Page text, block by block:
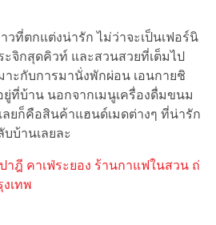
วที่ตกแต่งน่ารัก ไม่ว่าจะเป็นเฟอร์นิ
ะจิกสุดคิวท์ และสวนสวยที่เต็มไป
ะกับการมานั่งพักผ่อน เอนกายชิ
ที่บ้าน นอกจากเมนูเครื่องดื่มขนม
ยก็คือสินค้าแฮนด์เมดต่างๆ ที่น่ารัก
บ้านเลยละ
าฎี คาเฟ่ระยอง ร้านกาแฟในสวน ถ่
เทพ